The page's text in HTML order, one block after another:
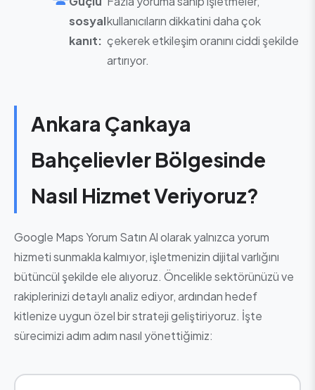
sosyal
kanıt:
kullanıcıların dikkatini daha çok
çekerek etkileşim oranını ciddi şekilde
artırıyor.
Ankara Çankaya
Bahçelievler Bölgesinde
Nasıl Hizmet Veriyoruz?
Google Maps Yorum Satın Al olarak yalnızca yorum
hizmeti sunmakla kalmıyor, işletmenizin dijital varlığını
bütüncül şekilde ele alıyoruz. Öncelikle sektörünüzü ve
rakiplerinizi detaylı analiz ediyor, ardından hedef
kitlenize uygun özel bir strateji geliştiriyoruz. İşte
sürecimizi adım adım nasıl yönettiğimiz: